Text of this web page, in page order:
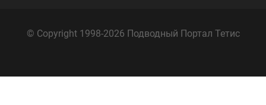
© Copyright 1998-2026 Подводный Портал Тетис